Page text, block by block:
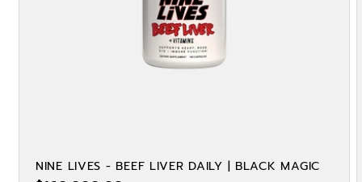
NINE LIVES - BEEF LIVER DAILY | BLACK MAGIC